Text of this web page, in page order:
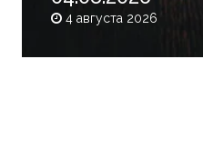
4 августа 2026